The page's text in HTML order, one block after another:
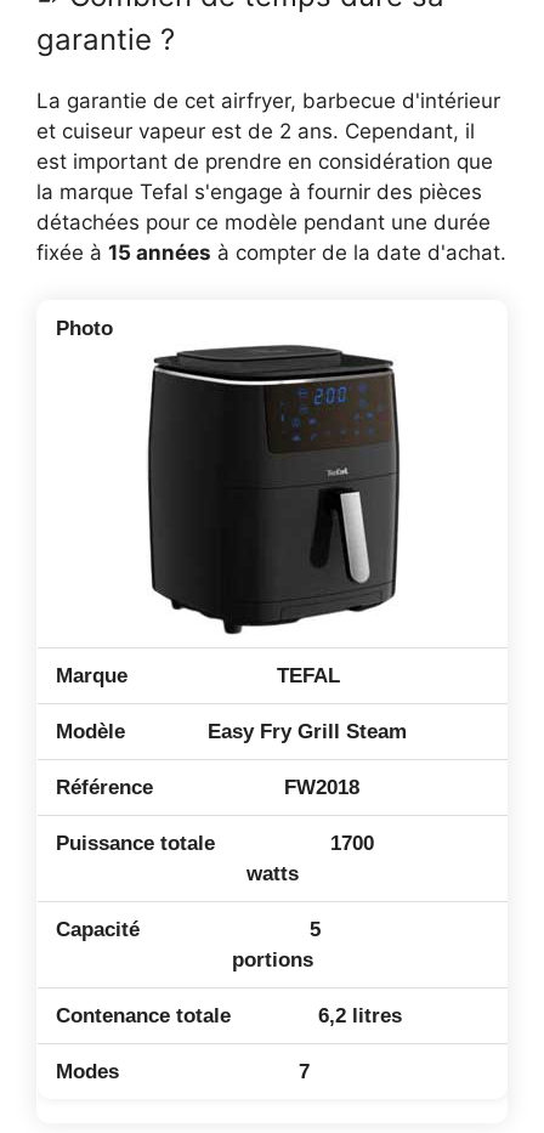
garantie ?
La garantie de cet airfryer, barbecue d'intérieur
et cuiseur vapeur est de 2 ans. Cependant, il
est important de prendre en considération que
la marque Tefal s'engage à fournir des pièces
détachées pour ce modèle pendant une durée
fixée à 15 années à compter de la date d'achat.
TEFAL
Easy Fry Grill Steam
FW2018
1700
watts
5
portions
6,2 litres
7